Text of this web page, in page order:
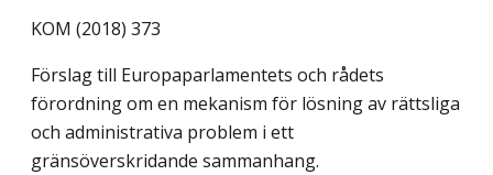
KOM (2018) 373
Förslag till Europaparlamentets och rådets
förordning om en mekanism för lösning av rättsliga
och administrativa problem i ett
gränsöverskridande sammanhang.